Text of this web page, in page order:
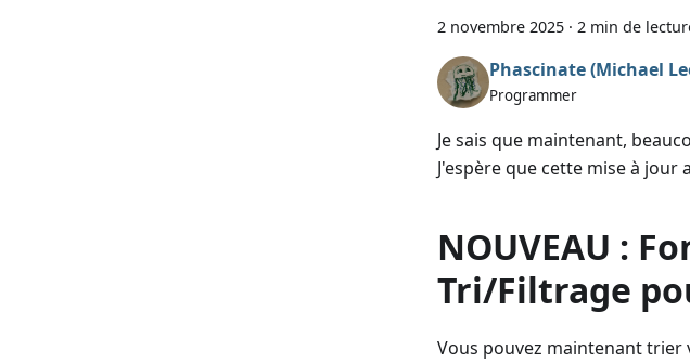
2 novembre 2025 · 2 min de
Phascinate (Michael
Programmer
Je sais que maintenant,
J'espère que cette mise à jour
NOUVEAU :
Tri/Filtrage
Vous pouvez maintenant trier